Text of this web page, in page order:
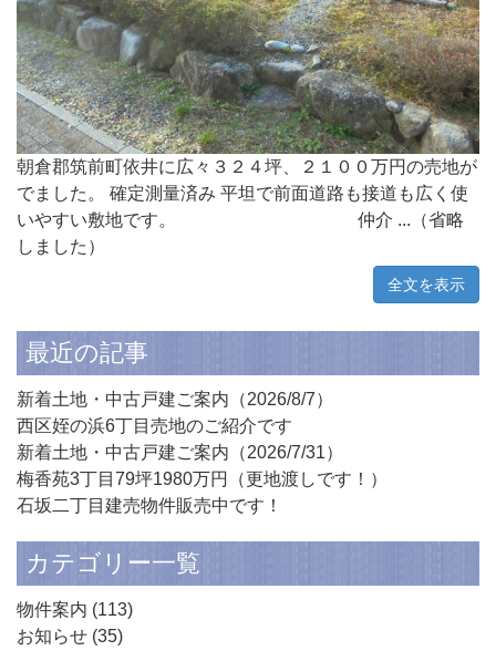
朝倉郡筑前町依井に広々３２４坪、２１００万円の売地が
でました。 確定測量済み 平坦で前面道路も接道も広く使
いやすい敷地です。 仲介 ...（省略
しました）
全文を表示
最近の記事
新着土地・中古戸建ご案内（2026/8/7）
西区姪の浜6丁目売地のご紹介です
新着土地・中古戸建ご案内（2026/7/31）
梅香苑3丁目79坪1980万円（更地渡しです！）
石坂二丁目建売物件販売中です！
カテゴリー一覧
物件案内 (113)
お知らせ (35)